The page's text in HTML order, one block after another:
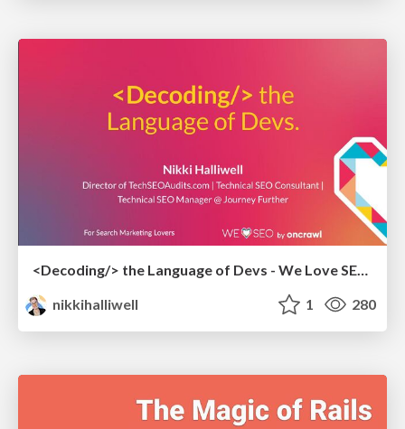
<Decoding/> the Language of Devs - We Love SEO 2024
nikkihalliwell
1 280